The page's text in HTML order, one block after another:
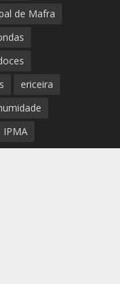
de Mafra
ericeira
IPMA